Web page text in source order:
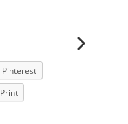
Pinterest
Print